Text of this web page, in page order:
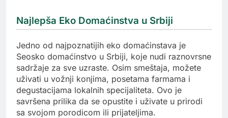
Najlepša Eko Domaćinstva u Srbiji
Jedno od najpoznatijih eko domaćinstava je
Seosko domaćinstvo u Srbiji, koje nudi raznovrsne
sadržaje za sve uzraste. Osim smeštaja, možete
uživati u vožnji konjima, posetama farmama i
degustacijama lokalnih specijaliteta. Ovo je
savršena prilika da se opustite i uživate u prirodi
sa svojom porodicom ili prijateljima.